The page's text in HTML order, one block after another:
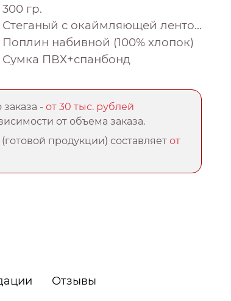
300 гр.
Стеганый с окаймляющей лентой
Поплин набивной (100% хлопок)
Сумка ПВХ+спанбонд
-от 30 тыс. рублей
от объема заказа.
продукции) составляетот
Отзывы